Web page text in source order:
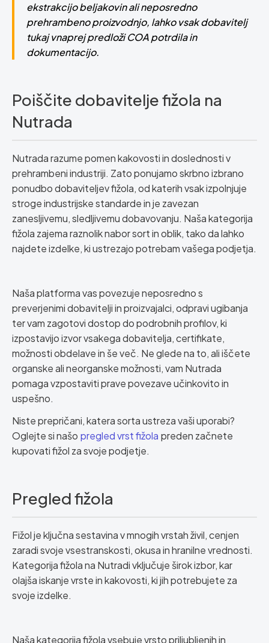
ekstrakcijo beljakovin ali neposredno
prehrambeno proizvodnjo, lahko vsak dobavitelj
tukaj vnaprej predloži COA potrdila in
dokumentacijo.
Poiščite dobavitelje fižola na
Nutrada
Nutrada razume pomen kakovosti in doslednosti v
prehrambeni industriji. Zato ponujamo skrbno izbrano
ponudbo dobaviteljev fižola, od katerih vsak izpolnjuje
stroge industrijske standarde in je zavezan
zanesljivemu, sledljivemu dobavovanju. Naša kategorija
fižola zajema raznolik nabor sort in oblik, tako da lahko
najdete izdelke, ki ustrezajo potrebam vašega podjetja.
Naša platforma vas povezuje neposredno s
preverjenimi dobavitelji in proizvajalci, odpravi ugibanja
ter vam zagotovi dostop do podrobnih profilov, ki
izpostavijo izvor vsakega dobavitelja, certifikate,
možnosti obdelave in še več. Ne glede na to, ali iščete
organske ali neorganske možnosti, vam Nutrada
pomaga vzpostaviti prave povezave učinkovito in
uspešno.
Niste prepričani, katera sorta ustreza vaši uporabi?
Oglejte si našo pregled vrst fižola preden začnete
kupovati fižol za svoje podjetje.
Pregled fižola
Fižol je ključna sestavina v mnogih vrstah živil, cenjen
zaradi svoje vsestranskosti, okusa in hranilne vrednosti.
Kategorija fižola na Nutradi vključuje širok izbor, kar
olajša iskanje vrste in kakovosti, ki jih potrebujete za
svoje izdelke.
Naša kategorija fižola vsebuje vrsto priljubljenih in